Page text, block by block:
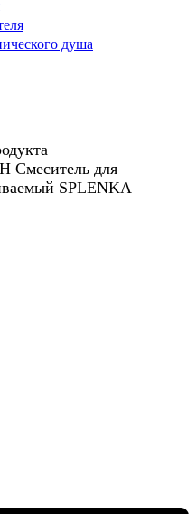
душа
для
SPLENKA